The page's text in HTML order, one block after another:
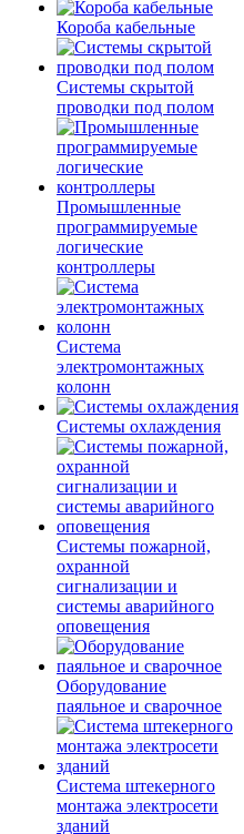
Короба кабельные
Системы скрытой
проводки под полом
Промышленные
программируемые
логические
контроллеры
Система
электромонтажных
колонн
Системы охлаждения
Системы пожарной,
охранной
сигнализации и
системы аварийного
оповещения
Оборудование
паяльное и сварочное
Система штекерного
монтажа электросети
зданий